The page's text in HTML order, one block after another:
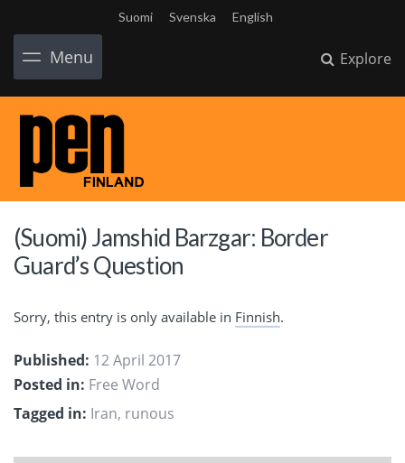
Suomi Svenska English
Menu Explore
(Suomi) Jamshid Barzgar: Border
Guard’s Question
Sorry, this entry is only available in Finnish.
Published: 12 April 2017
Posted in: Free Word
Tagged in: Iran, runous